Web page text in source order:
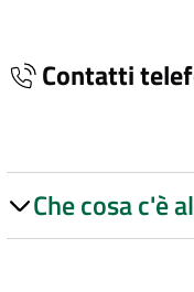
Contatti
Che cosa c'è